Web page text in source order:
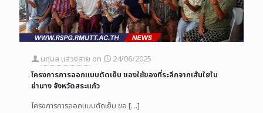
นฤมล แสวงสาย on
24/06/2025
โครงการการออกแบบตัดเย็บ ของใช้ของที่ระลึกจากเส้นใยใบ
ย่านาง จังหวัดสระแก้ว
โครงการการออกแบบตัดเย็บ ขอ […]